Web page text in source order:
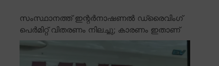
സംസ്ഥാനത്ത് ഇന്റർനാഷണൽ ഡ്രൈവിംഗ്
പെർമിറ്റ് വിതരണം നിലച്ചു; കാരണം ഇതാണ്